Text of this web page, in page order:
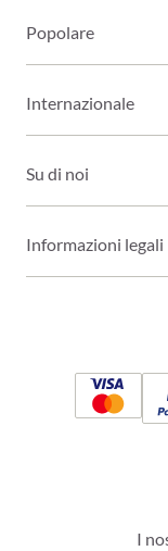
Popolare
Internazionale
Su di noi
Informazioni legali
I